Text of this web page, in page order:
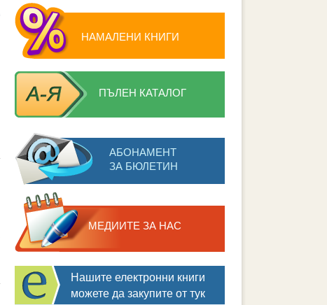
НАМАЛЕНИ КНИГИ
ПЪЛЕН КАТАЛОГ
АБОНАМЕНТ
ЗА БЮЛЕТИН
МЕДИИТЕ ЗА НАС
Нашите електронни книги
можете да закупите от тук